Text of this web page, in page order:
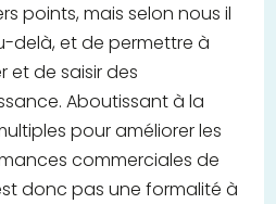
points, mais selon nous il
delà, et de permettre à
et de saisir des
Aboutissant à la
pour améliorer les
commerciales de
donc pas une formalité à